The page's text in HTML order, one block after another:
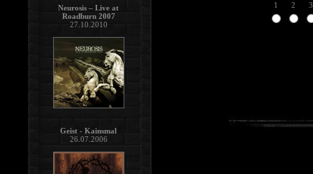
1 2 3
Neurosis – Live at
Roadburn 2007
27.10.2010
Geist - Kainsmal
26.07.2006